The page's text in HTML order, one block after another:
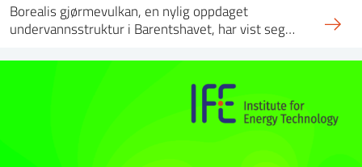
Borealis gjørmevulkan, en nylig oppdaget
undervannsstruktur i Barentshavet, har vist seg…